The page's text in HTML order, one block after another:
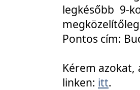
legkésőbb 9-
Pontos cím:
Kérem azokat,
linken: itt.